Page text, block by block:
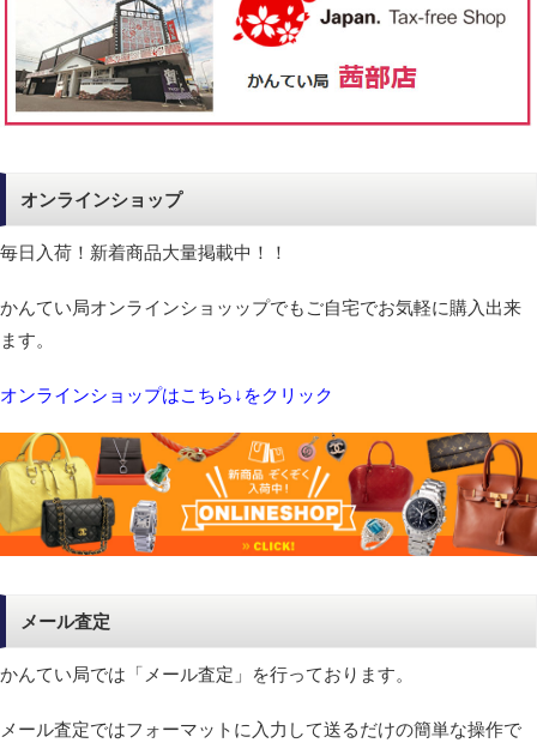
オンラインショップ
毎日入荷！新着商品大量掲載中！！
かんてい局オンラインショッップでもご自宅でお気軽に購入出来
ます。
オンラインショップはこちら↓をクリック
メール査定
かんてい局では「メール査定」を行っております。
メール査定ではフォーマットに入力して送るだけの簡単な操作で